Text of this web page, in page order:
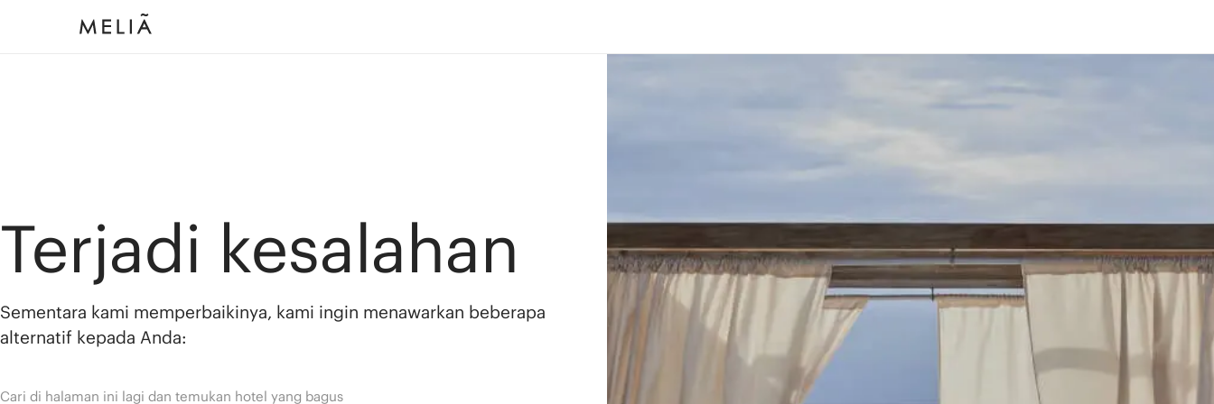
Terjadi kesalahan
Sementara kami memperbaikinya, kami ingin menawarkan beberapa
alternatif kepada Anda:
Cari di halaman ini lagi dan temukan hotel yang bagus